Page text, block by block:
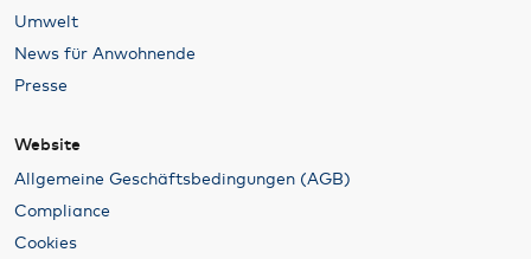
Umwelt
News für Anwohnende
Presse
Website
Allgemeine Geschäftsbedingungen (AGB)
Compliance
Cookies